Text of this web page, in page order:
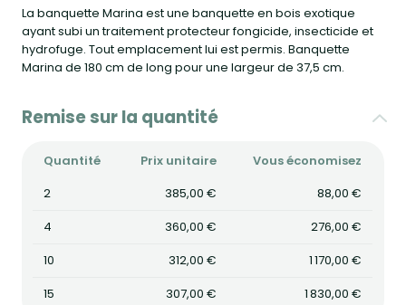
La banquette Marina est une banquette en bois exotique
ayant subi un traitement protecteur fongicide, insecticide et
hydrofuge. Tout emplacement lui est permis. Banquette
Marina de 180 cm de long pour une largeur de 37,5 cm.
Remise sur la quantité
Quantité Prix unitaire
Vous économisez
2
385,00 €
88,00 €
4
360,00 €
276,00 €
10
312,00 €
1 170,00 €
15
307,00 € 1 830,00 €